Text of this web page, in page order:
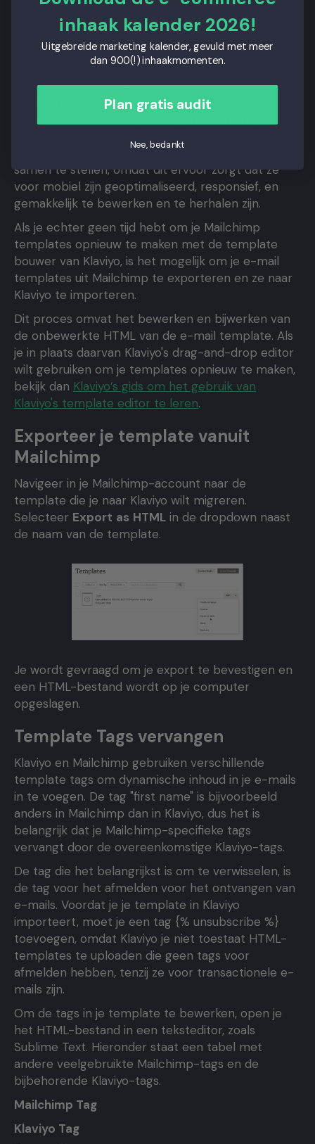
2. Migreer je e-mail
templates van Mailchimp
naar Klaviyo
Klaviyo heeft een intuïtieve drag-and-drop
je aan deze methode te gebruiken om je templates
samen te stellen, omdat dit ervoor zorgt dat ze
voor mobiel zijn geoptimaliseerd, responsief, en
gemakkelijk te bewerken en te herhalen zijn.
Als je echter geen tijd hebt om je Mailchimp
templates opnieuw te maken met de template
bouwer van Klaviyo, is het mogelijk om je e-mail
templates uit Mailchimp te exporteren en ze naar
Klaviyo te importeren.
Dit proces omvat het bewerken en bijwerken van
de onbewerkte HTML van de e-mail template. Als
je in plaats daarvan Klaviyo's drag-and-drop editor
wilt gebruiken om je templates opnieuw te maken,
bekijk dan Klaviyo’s gids om het gebruik van
Klaviyo's template editor te leren.
Exporteer je template vanuit
Mailchimp
Navigeer in je Mailchimp-account naar de
template die je naar Klaviyo wilt migreren.
Selecteer Export as HTML in de dropdown naast
de naam van de template.
Je wordt gevraagd om je export te bevestigen en
een HTML-bestand wordt op je computer
opgeslagen.
Template Tags vervangen
Klaviyo en Mailchimp gebruiken verschillende
template tags om dynamische inhoud in je e-mails
in te voegen. De tag "first name" is bijvoorbeeld
anders in Mailchimp dan in Klaviyo, dus het is
belangrijk dat je Mailchimp-specifieke tags
vervangt door de overeenkomstige Klaviyo-tags.
De tag die het belangrijkst is om te verwisselen, is
de tag voor het afmelden voor het ontvangen van
e-mails. Voordat je je template in Klaviyo
importeert, moet je een tag {% unsubscribe %}
toevoegen, omdat Klaviyo je niet toestaat HTML-
templates te uploaden die geen tags voor
afmelden hebben, tenzij ze voor transactionele e-
mails zijn.
Om de tags in je template te bewerken, open je
het HTML-bestand in een teksteditor, zoals
Sublime Text. Hieronder staat een tabel met
andere veelgebruikte Mailchimp-tags en de
bijbehorende Klaviyo-tags.
Mailchimp Tag
Klaviyo Tag
inhaak kalender 2026!
Uitgebreide marketing kalender, gevuld met meer
dan 900(!) inhaakmomenten.
Plan gratis audit
Nee, bedankt